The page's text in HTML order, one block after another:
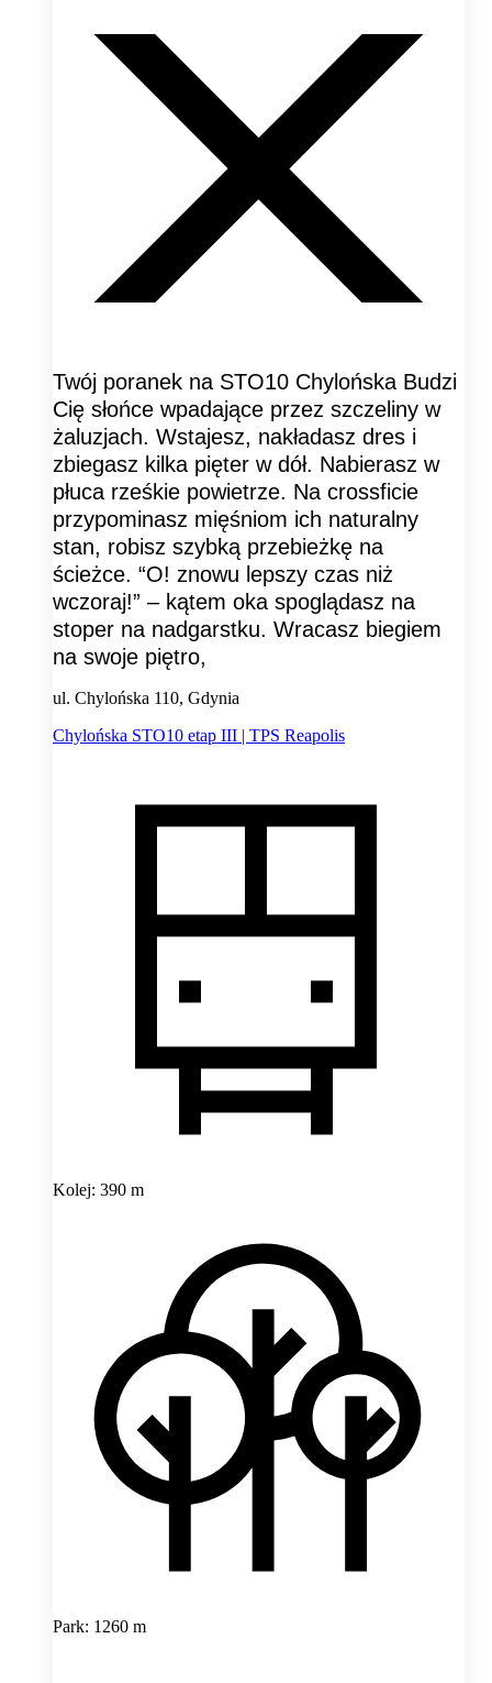
Twój poranek na STO10 Chylońska Budzi
Cię słońce wpadające przez szczeliny w
żaluzjach. Wstajesz, nakładasz dres i
zbiegasz kilka pięter w dół. Nabierasz w
płuca rześkie powietrze. Na crossficie
przypominasz mięśniom ich naturalny
stan, robisz szybką przebieżkę na
ścieżce. “O! znowu lepszy czas niż
wczoraj!” – kątem oka spoglądasz na
stoper na nadgarstku. Wracasz biegiem
na swoje piętro,
ul. Chylońska 110, Gdynia
Chylońska STO10 etap III | TPS Reapolis
Kolej: 390 m
Park: 1260 m